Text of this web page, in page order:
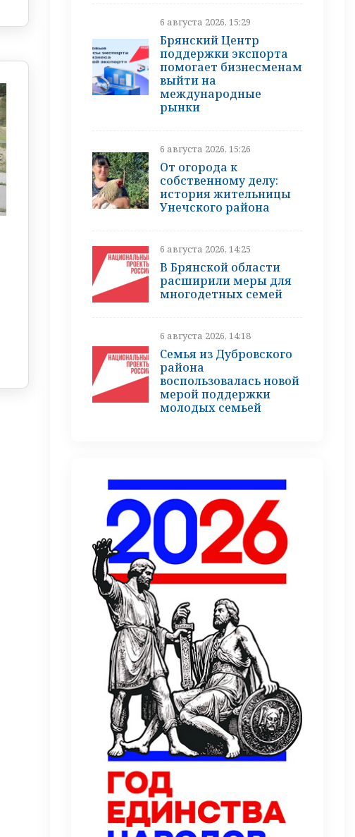
6 августа 2026, 15:29
Брянский Центр
поддержки экспорта
помогает бизнесменам
выйти на
международные
рынки
6 августа 2026, 15:26
От огорода к
собственному делу:
история жительницы
Унечского района
6 августа 2026, 14:25
В Брянской области
расширили меры для
многодетных семей
6 августа 2026, 14:18
Семья из Дубровского
района
воспользовалась новой
мерой поддержки
молодых семьей